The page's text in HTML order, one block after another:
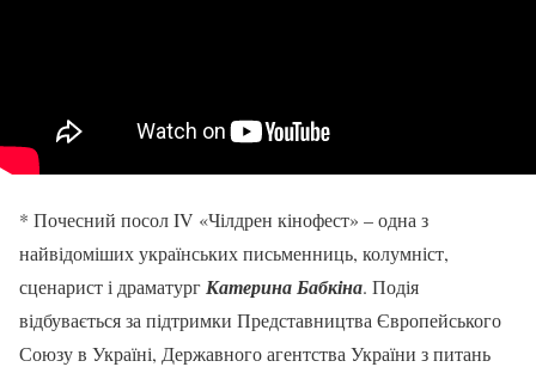
* Почесний посол IV «Чілдрен кінофест» – одна з
найвідоміших українських письменниць, колумніст,
сценарист і драматургКатерина Бабкіна. Подія
відбувається за підтримки Представництва Європейського
Союзу в Україні, Державного агентства України з питань